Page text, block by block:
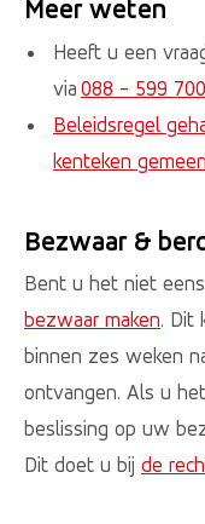
Meer weten
Heeft u een
via 088 - 599
Beleidsregel
kenteken
Bezwaar &
Bent u het niet
bezwaar maken. Dit
binnen zes weken
ontvangen. Als u
beslissing op uw
Dit doet u bij de